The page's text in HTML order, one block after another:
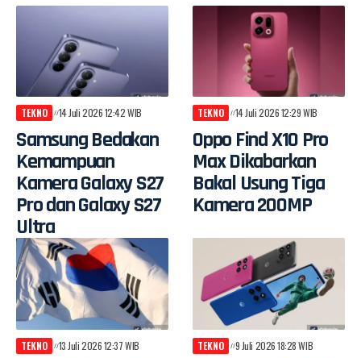
TEKNO 14 Juli 2026 12:42 WIB
Samsung Bedakan
Kemampuan
Kamera Galaxy S27
Pro dan Galaxy S27
Ultra
TEKNO 14 Juli 2026 12:29 WIB
Oppo Find X10 Pro
Max Dikabarkan
Bakal Usung Tiga
Kamera 200MP
TEKNO 13 Juli 2026 12:37 WIB TEKNO 9 Juli 2026 18:28 WIB